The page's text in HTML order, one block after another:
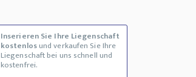
Inserieren Sie Ihre Liegenschaft
kostenlosund verkaufen Sie Ihre
Liegenschaft bei uns schnell und
kostenfrei.